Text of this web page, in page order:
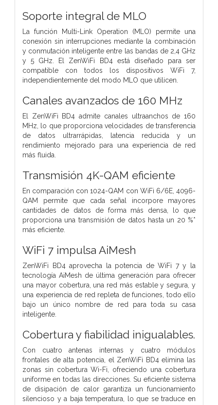
Soporte integral de MLO
La función Multi-Link Operation (MLO) permite una
conexión sin interrupciones mediante la combinación
y conmutación inteligente entre las bandas de 2,4 GHz
y 5 GHz. El ZenWiFi BD4 está diseñado para ser
compatible con todos los dispositivos WiFi 7,
independientemente del modo MLO que utilicen.
Canales avanzados de 160 MHz
El ZenWiFi BD4 admite canales ultraanchos de 160
MHz, lo que proporciona velocidades de transferencia
de datos ultrarrápidas, latencia reducida y un
rendimiento mejorado para una experiencia de red
más fluida.
Transmisión 4K-QAM eficiente
En comparación con 1024-QAM con WiFi 6/6E, 4096-
QAM permite que cada señal incorpore mayores
cantidades de datos de forma más densa, lo que
proporciona una transmisión de datos hasta un 20 %*
más eficiente.
WiFi 7 impulsa AiMesh
ZenWiFi BD4 aprovecha la potencia de WiFi 7 y la
tecnología AiMesh de última generación para ofrecer
una mayor cobertura, una red más estable y segura, y
una experiencia de red repleta de funciones, todo ello
bajo un único nombre de red para toda su casa
inteligente.
Cobertura y fiabilidad inigualables.
Con cuatro antenas internas y cuatro módulos
frontales de alta potencia, el ZenWiFi BD4 elimina las
zonas sin cobertura Wi-Fi, ofreciendo una cobertura
uniforme en todas las direcciones. Su eficiente sistema
de disipación de calor garantiza un funcionamiento
silencioso y a baja temperatura, lo que se traduce en